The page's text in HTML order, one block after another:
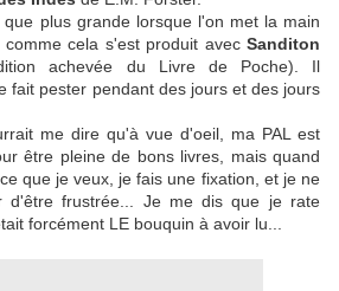
plus grande lorsque l'on met la main
cela s'est produit avec Sanditon
achevée du Livre de Poche). Il
fait pester pendant des jours et des jours
me dire qu'à vue d'oeil, ma PAL est
être pleine de bons livres, mais quand
que je veux, je fais une fixation, et je ne
d'être frustrée... Je me dis que je rate
forcément LE bouquin à avoir lu...